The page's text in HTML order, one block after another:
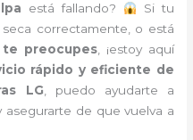
está fallando?
Si tu
correctamente, o está
te preocupes, ¡estoy aquí
rápido y eficiente de
LG, puedo ayudarte a
de que vuelva a